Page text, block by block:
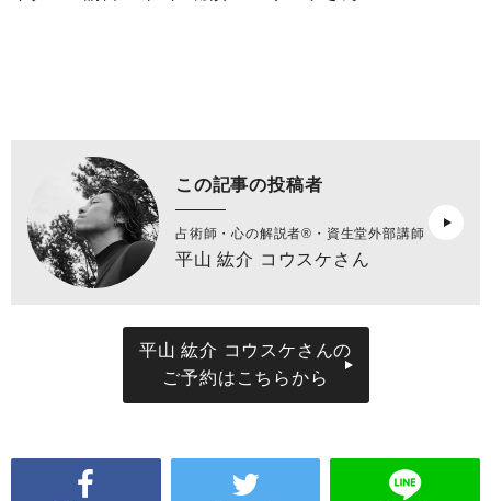
この記事の投稿者
占術師・心の解説者®︎・資生堂外部講師
平山 紘介 コウスケさん
平山 紘介 コウスケさんの
ご予約はこちらから